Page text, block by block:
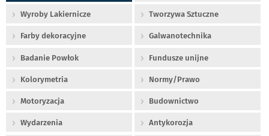
Wyroby Lakiernicze Tworzywa Sztuczne
Farby dekoracyjne Galwanotechnika
Badanie Powłok Fundusze unijne
Kolorymetria Normy/Prawo
Motoryzacja Budownictwo
Wydarzenia Antykorozja